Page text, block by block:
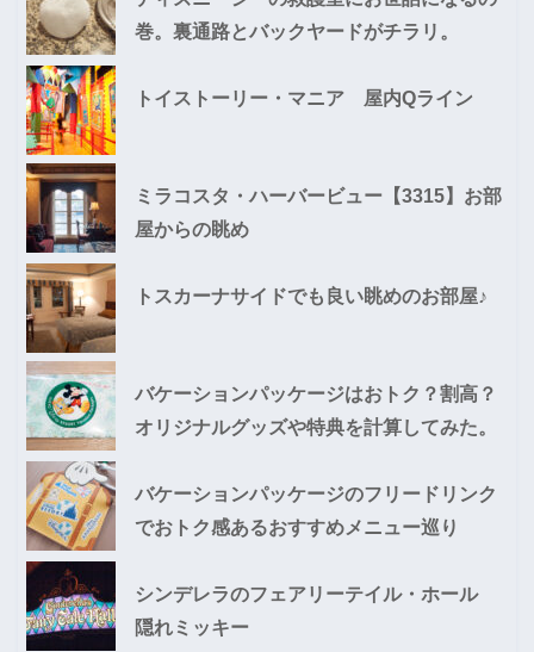
巻。裏通路とバックヤードがチラリ。
トイストーリー・マニア 屋内Qライン
ミラコスタ・ハーバービュー【3315】お部
屋からの眺め
トスカーナサイドでも良い眺めのお部屋♪
バケーションパッケージはおトク？割高？
オリジナルグッズや特典を計算してみた。
バケーションパッケージのフリードリンク
でおトク感あるおすすめメニュー巡り
シンデレラのフェアリーテイル・ホール
隠れミッキー